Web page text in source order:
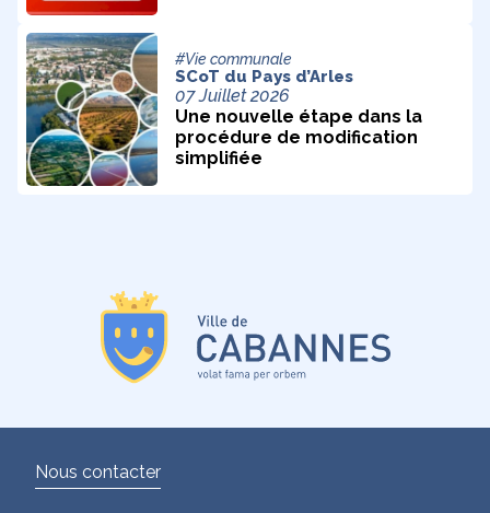
#Vie communale
SCoT du Pays d’Arles
07 Juillet 2026
Une nouvelle étape dans la
procédure de modification
simplifiée
Nous contacter